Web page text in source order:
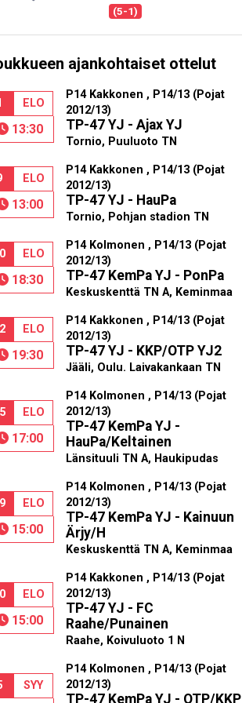
(5-1)
ajankohtaiset ottelut
ELO
13:30
P14 Kakkonen , P14/13 (Pojat
2012/13)
TP-47 YJ - Ajax YJ
Tornio, Puuluoto TN
ELO
13:00
P14 Kakkonen , P14/13 (Pojat
2012/13)
TP-47 YJ - HauPa
Tornio, Pohjan stadion TN
ELO
18:30
P14 Kolmonen , P14/13 (Pojat
2012/13)
TP-47 KemPa YJ - PonPa
Keskuskenttä TN A, Keminmaa
ELO
19:30
P14 Kakkonen , P14/13 (Pojat
2012/13)
TP-47 YJ - KKP/OTP YJ2
Jääli, Oulu. Laivakankaan TN
ELO
17:00
P14 Kolmonen , P14/13 (Pojat
2012/13)
TP-47 KemPa YJ -
HauPa/Keltainen
Länsituuli TN A, Haukipudas
ELO
15:00
P14 Kolmonen , P14/13 (Pojat
2012/13)
TP-47 KemPa YJ - Kainuun
Ärjy/H
Keskuskenttä TN A, Keminmaa
ELO
15:00
P14 Kakkonen , P14/13 (Pojat
2012/13)
TP-47 YJ - FC
Raahe/Punainen
Raahe, Koivuluoto 1 N
SYY
P14 Kolmonen , P14/13 (Pojat
2012/13)
TP-47 KemPa YJ - OTP/KKP